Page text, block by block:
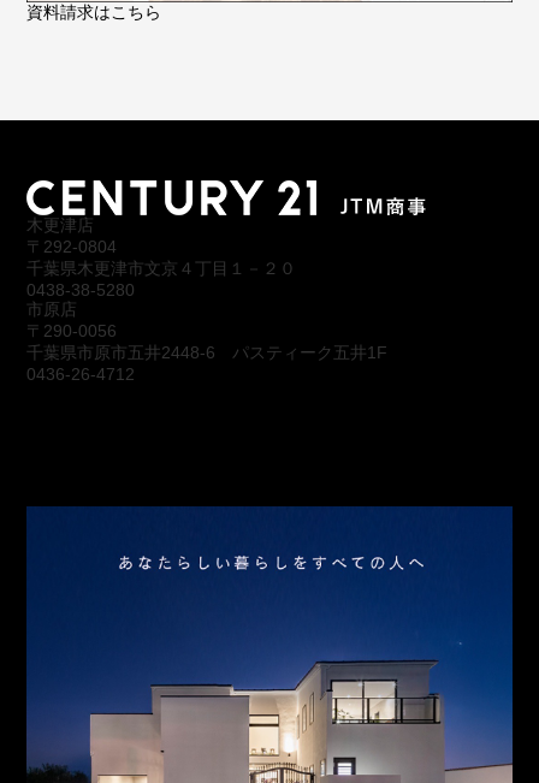
資料請求はこちら
木更津店
〒292-0804
千葉県木更津市文京４丁目１－２０
0438-38-5280
市原店
〒290-0056
千葉県市原市五井2448-6 パスティーク五井1F
0436-26-4712